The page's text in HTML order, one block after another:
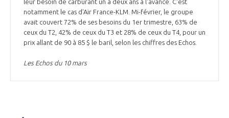
notamment le cas d'Air France-KLM. Mi-février, le groupe
avait couvert 72% de ses besoins du 1er trimestre, 63% de
ceux du T2, 42% de ceux du T3 et 28% de ceux du T4, pour un
prix allant de 90 à 85 $ le baril, selon les chiffres des Echos.
Les Echos du 10 mars